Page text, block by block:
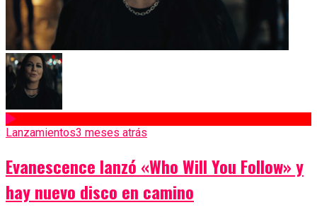
Lanzamientos3 meses atrás
Evanescence lanzó «Who Will You Follow» y
hay nuevo disco en camino